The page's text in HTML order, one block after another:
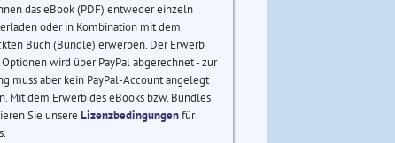
das eBook (PDF) entweder einzeln
oder in Kombination mit dem
Buch (Bundle) erwerben. Der Erwerb
wird über PayPal abgerechnet - zur
muss aber kein PayPal-Account angelegt
Mit dem Erwerb des eBooks bzw. Bundles
Sie unsere Lizenzbedingungenfür